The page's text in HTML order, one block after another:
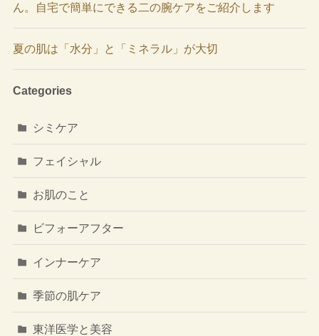
ん。自宅で簡単にできる二の腕ケアをご紹介します
夏の肌は「水分」と「ミネラル」が大切
Categories
シミケア
フェイシャル
お肌のこと
ビフォーアフター
インナーケア
季節の肌ケア
東洋医学と美容